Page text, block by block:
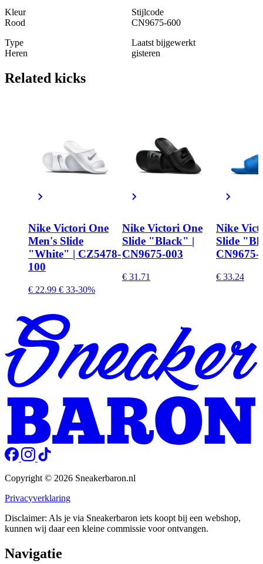
Kleur
Rood
Stijlcode
CN9675-600
Type
Heren
Laatst bijgewerkt
gisteren
Related kicks
Nike Victori One
Men's Slide
"White" | CZ5478-
100
€ 22.99 € 33-30%
Nike Victori One
Slide "Black" |
CN9675-003
€ 31.71
Nike
Slide
CN9675-
€ 33.24
Copyright © 2026 Sneakerbaron.nl
Privacyverklaring
Disclaimer: Als je via Sneakerbaron iets koopt bij een webshop,
kunnen wij daar een kleine commissie voor ontvangen.
Navigatie